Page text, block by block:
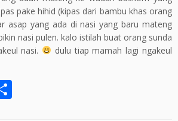
pake hihid (kipas dari bambu khas orang
asap yang ada di nasi yang baru mateng
nasi pulen. kalo istilah buat orang sunda
nasi.
dulu tiap mamah lagi ngakeul